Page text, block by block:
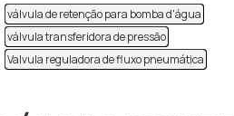
válvula de retenção para bomba d'água​
válvula transferidora de pressão
Valvula reguladora de fluxo pneumática